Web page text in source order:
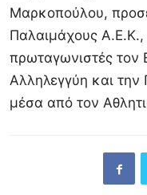
Μαρκοπούλου,
Παλαιμάχους
πρωταγωνιστές τον
Αλληλεγγύη και
μέσα από τον